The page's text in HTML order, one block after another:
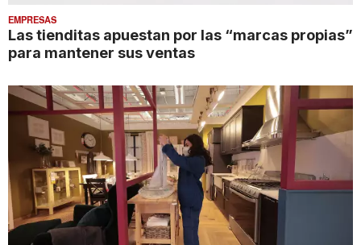
EMPRESAS
Las tienditas apuestan por las “marcas propias”
para mantener sus ventas